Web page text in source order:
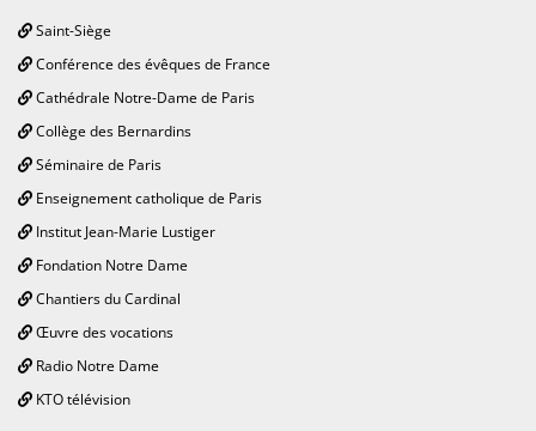
Saint-Siège
Conférence des évêques de France
Cathédrale Notre-Dame de Paris
Collège des Bernardins
Séminaire de Paris
Enseignement catholique de Paris
Institut Jean-Marie Lustiger
Fondation Notre Dame
Chantiers du Cardinal
Œuvre des vocations
Radio Notre Dame
KTO télévision